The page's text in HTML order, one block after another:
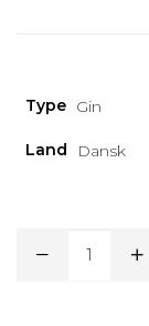
Type Gin
Land Dansk